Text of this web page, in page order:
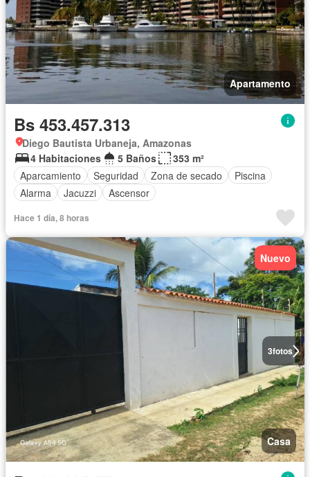
Apartamento
Bs 453.457.313
Diego Bautista Urbaneja, Amazonas
4 Habitaciones
5 Baños
353 m²
Aparcamiento
Seguridad Zona de secado
Piscina
Alarma
Jacuzzi Ascensor
Hace 1 día, 8 horas
3fotos
Nuevo
Casa